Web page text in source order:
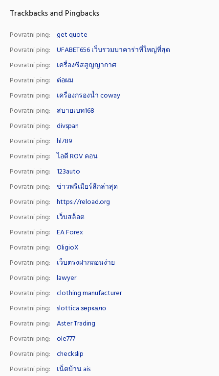
Trackbacks and Pingbacks
Povratni ping:
get quote
Povratni ping:
UFABET656 เว็บรวมบาคาร่าที่ใหญ่ที่สุด
Povratni ping:
เครื่องซีสสูญญากาศ
Povratni ping:
ต่อผม
Povratni ping:
เครื่องกรองน้ำ coway
Povratni ping:
สบายเบท168
Povratni ping:
divspan
Povratni ping:
hl789
Povratni ping:
ไอดี ROV คอน
Povratni ping:
123auto
Povratni ping:
ข่าวพรีเมียร์ลีกล่าสุด
Povratni ping:
https://reload.org
Povratni ping:
เว็บสล็อต
Povratni ping:
EA Forex
Povratni ping:
OligioX
Povratni ping:
เว็บตรงฝากถอนง่าย
Povratni ping:
lawyer
Povratni ping:
clothing manufacturer
Povratni ping:
slottica зеркало
Povratni ping:
Aster Trading
Povratni ping:
ole777
Povratni ping:
checkslip
Povratni ping:
เน็ตบ้าน ais